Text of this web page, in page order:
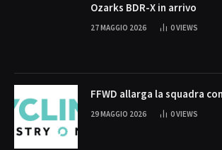
Ozarks BDR-X in arrivo
27 MAGGIO 2026 0VIEWS
FFWD allarga la squadra
29 MAGGIO 2026 0VIEWS